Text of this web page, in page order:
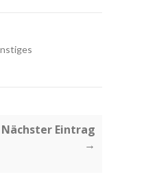
Nächster Eintrag
→